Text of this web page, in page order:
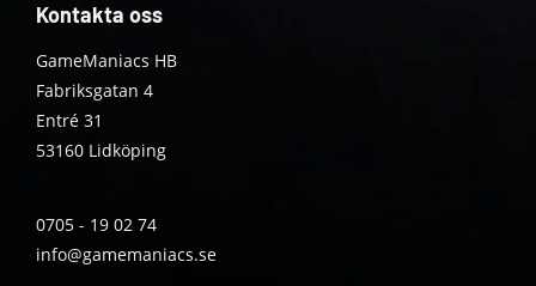
Kontakta oss
GameManiacs HB
Fabriksgatan 4
Entré 31
53160 Lidköping
0705 - 19 02 74
info@gamemaniacs.se